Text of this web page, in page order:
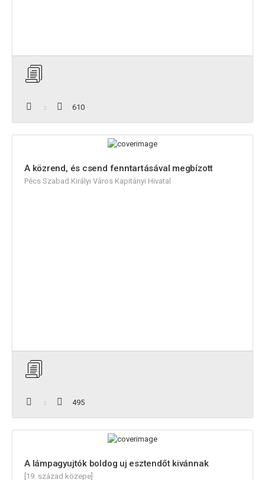
610
A közrend, és csend fenntartásával megbízott
Pécs Szabad Királyi Város Kapitányi Hivatal
495
A lámpagyujtók boldog uj esztendőt kivánnak
[19. század közepe]